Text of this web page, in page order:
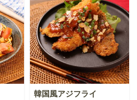
韓国風アジフライ